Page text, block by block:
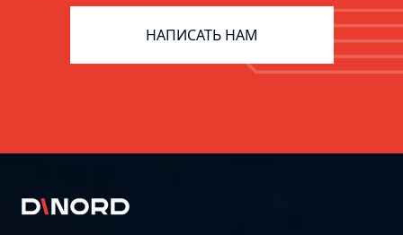
НАПИСАТЬ НАМ